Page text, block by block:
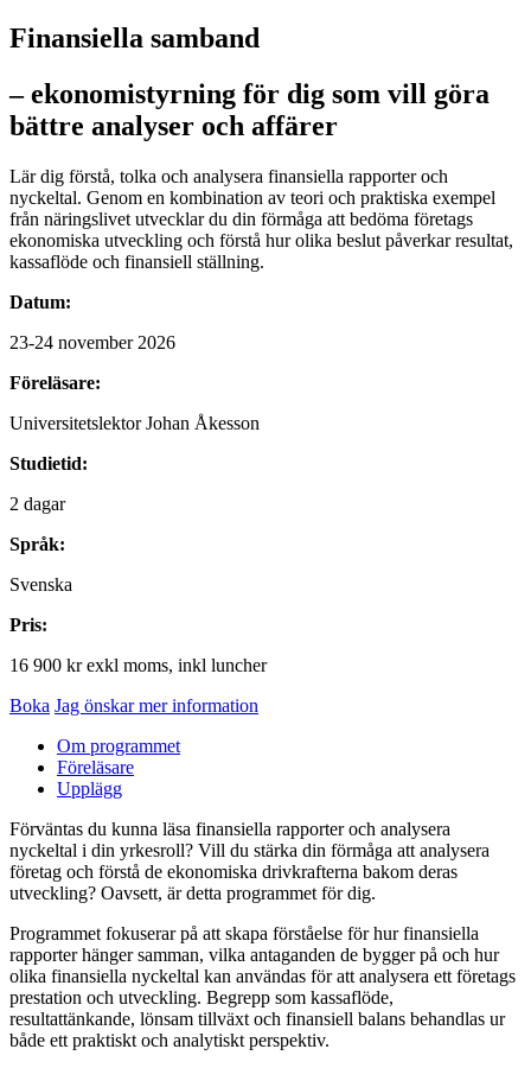
Finansiella samband
– ekonomistyrning för dig som vill göra
bättre analyser och affärer
Lär dig förstå, tolka och analysera finansiella rapporter och
nyckeltal. Genom en kombination av teori och praktiska exempel
från näringslivet utvecklar du din förmåga att bedöma företags
ekonomiska utveckling och förstå hur olika beslut påverkar resultat,
kassaflöde och finansiell ställning.
Datum:
23-24 november 2026
Föreläsare:
Universitetslektor Johan Åkesson
Studietid:
2 dagar
Språk:
Svenska
Pris:
16 900 kr exkl moms, inkl luncher
Boka Jag önskar mer information
Om programmet
Föreläsare
Upplägg
Förväntas du kunna läsa finansiella rapporter och analysera
nyckeltal i din yrkesroll? Vill du stärka din förmåga att analysera
företag och förstå de ekonomiska drivkrafterna bakom deras
utveckling? Oavsett, är detta programmet för dig.
Programmet fokuserar på att skapa förståelse för hur finansiella
rapporter hänger samman, vilka antaganden de bygger på och hur
olika finansiella nyckeltal kan användas för att analysera ett företags
prestation och utveckling. Begrepp som kassaflöde,
resultattänkande, lönsam tillväxt och finansiell balans behandlas ur
både ett praktiskt och analytiskt perspektiv.